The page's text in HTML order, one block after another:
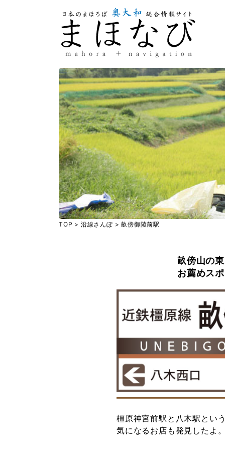
TOP > 沿線さんぽ>畝傍御陵前駅
畝傍山の
お薦めス
橿原神宮前駅と八木駅とい
気になるお店も発見したよ